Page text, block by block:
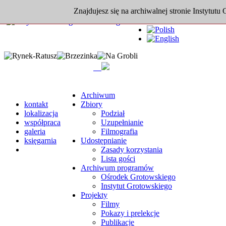
Znajdujesz się na archiwalnej stronie Instytutu
kontakt
lokalizacja
współpraca
galeria
księgarnia
Archiwum
Zbiory
Podział
Uzupełnianie
Filmografia
Udostępnianie
Zasady korzystania
Lista gości
Archiwum programów
Ośrodek Grotowskiego
Instytut Grotowskiego
Projekty
Filmy
Pokazy i prelekcje
Publikacje